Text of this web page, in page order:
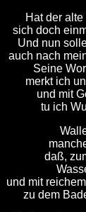
Hat der
sich doch
Und nun
auch nach
Seine
merkt ich
und mit
tu ich
daß,
und mit
zu dem